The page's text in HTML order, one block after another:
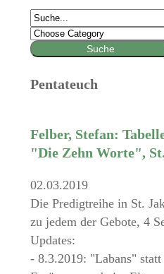
Pentateuch
Felber, Stefan:
"Die Zehn Worte",
02.03.2019
Die Predigtreihe in St.
zu jedem der Gebote, 4
Updates:
- 8.3.2019: "Labans"